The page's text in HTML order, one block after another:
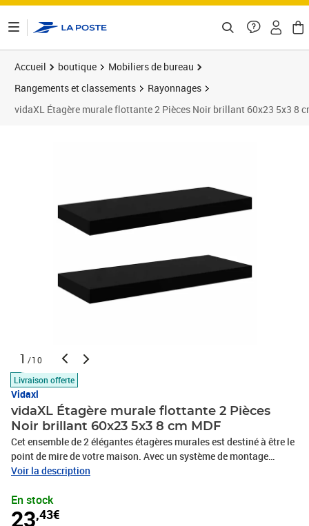
Accueil boutique
Mobiliers de bureau
Rangements et classements
Rayonnages
vidaXL Étagère murale flottante 2 Pièces Noir brillant 60x23 5x3 8
1 /10
Livraison offerte
Vidaxl
vidaXL Étagère murale flottante 2 Pièces
Noir brillant 60x23 5x3 8 cm MDF
Cet ensemble de 2 élégantes étagères murales est destiné à être le
point de mire de votre maison. Avec un système de montage
invisible, cette étagère murale est facile à installer et sert d’endroit
des objets de collection, des ornements, etc. Cette étagère est
fabriquée en MDF sous forme de nid d'abeille de qualité avec un
Voir la description
En stock
23,43€